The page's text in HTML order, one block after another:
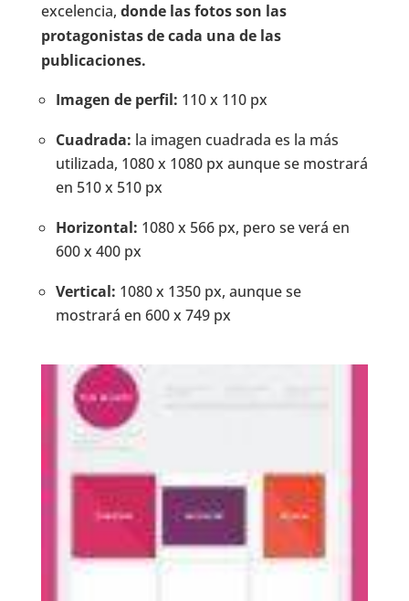
excelencia, donde las fotos son las
protagonistas de cada una de las
publicaciones.
Imagen de perfil: 110 x 110 px
Cuadrada: la imagen cuadrada es la más
utilizada, 1080 x 1080 px aunque se mostrará
en 510 x 510 px
Horizontal: 1080 x 566 px, pero se verá en
600 x 400 px
Vertical: 1080 x 1350 px, aunque se
mostrará en 600 x 749 px